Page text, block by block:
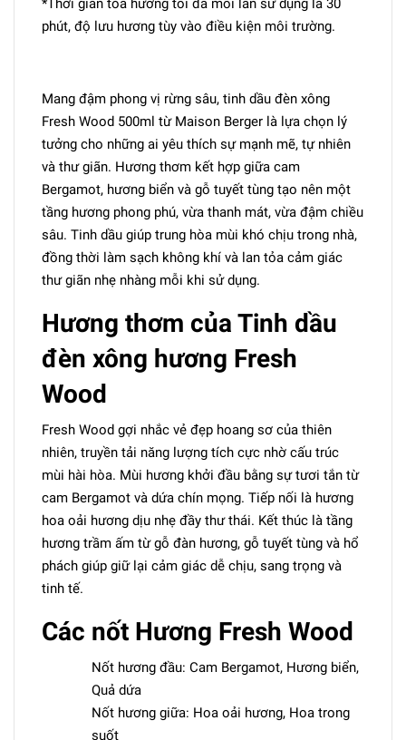
*Thời gian tỏa hương tối đa mỗi lần sử dụng là 30
phút, độ lưu hương tùy vào điều kiện môi trường.
Mang đậm phong vị rừng sâu, tinh dầu đèn xông
Fresh Wood 500ml từ Maison Berger là lựa chọn lý
tưởng cho những ai yêu thích sự mạnh mẽ, tự nhiên
và thư giãn. Hương thơm kết hợp giữa cam
Bergamot, hương biển và gỗ tuyết tùng tạo nên một
tầng hương phong phú, vừa thanh mát, vừa đậm chiều
sâu. Tinh dầu giúp trung hòa mùi khó chịu trong nhà,
đồng thời làm sạch không khí và lan tỏa cảm giác
thư giãn nhẹ nhàng mỗi khi sử dụng.
Hương thơm của Tinh dầu
đèn xông hương Fresh
Wood
Fresh Wood gợi nhắc vẻ đẹp hoang sơ của thiên
nhiên, truyền tải năng lượng tích cực nhờ cấu trúc
mùi hài hòa. Mùi hương khởi đầu bằng sự tươi tắn từ
cam Bergamot và dứa chín mọng. Tiếp nối là hương
hoa oải hương dịu nhẹ đầy thư thái. Kết thúc là tầng
hương trầm ấm từ gỗ đàn hương, gỗ tuyết tùng và hổ
phách giúp giữ lại cảm giác dễ chịu, sang trọng và
tinh tế.
Các nốt Hương Fresh Wood
Nốt hương đầu: Cam Bergamot, Hương biển,
Quả dứa
Nốt hương giữa: Hoa oải hương, Hoa trong
suốt